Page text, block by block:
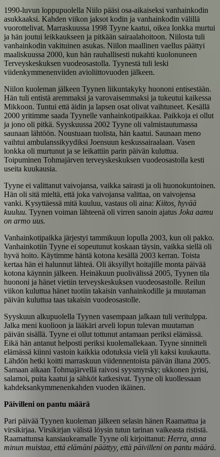
1990-luvun loppupuolella Niilo pääsi osa-aikaiseksi vanhainkodin
asukkaaksi. Kahden viikon jaksot kodin ja vanhainkodin välillä
vuorottelivat. Marraskuussa 1998 Tyyne kaatui, oikea lonkka murtui
ja hän joutui leikkaukseen ja pitkään sairaalahoitoon. Niilosta tuli
vanhainkodin vakituinen asukas. Niilon maallinen vaellus päättyi
maaliskuussa 2000, kun hän rauhallisesti nukahti kuolonuneen
Terveyskeskuksen vuodeosastolla. Tyynestä tuli leski
viidenkymmenenviiden avioliittovuoden jälkeen.
Niilon kuoleman jälkeen Tyynen liikuntakyky huononi entisestään.
Hän tuli entistä aremmaksi ja varovaisemmaksi ja tukeutui kaikessa
Mikkoon. Tuntui että äidin ja lapsen osat olivat vaihtuneet. Kesällä
2000 yritimme saada Tyynelle vanhainkotipaikkaa. Paikkoja ei ollut
ja jono oli pitkä. Syyskuussa 2002 Tyyne oli valmistautumassa
saunaan lähtöön. Noustuaan tuolista, hän kaatui. Saunaan meno
vaihtui ambulanssikyydiksi Joensuun keskussairaalaan. Vasen
lonkka oli murtunut ja se leikattiin parin päivän kuluttua.
Toipuminen Tohmajärven terveyskeskuksen vuodeosastolla kesti
useita kuukausia.
Tyyne ei valittanut vaivojansa, vaikka sairasti ja oli huonokuntoinen.
Hän oli sitä mieltä, että joka vaivojansa valittaa, on vaivojensa
vanki. Kysyttäessä mitä kuuluu, vastaus oli aina: Kiitos, hyvää
kuuluu. Tyynen voiman lähteenä oli virren sanoin ajatus Joka aamu
on armo uus.
Vanhainkotipaikka järjestyi tammikuun lopulla 2003, kun oli pakko.
Vanhainkotiin Tyyne ei sopeutunut koskaan täysin, vaikka siellä oli
hyvä hoito. Käytimme häntä kotona kesällä 2003 kerran. Toista
kertaa hän ei halunnut lähteä. Oli äksyillyt hoitajille monta päivää
kotona käynnin jälkeen. Heinäkuun puolivälissä 2005, Tyynen tila
huononi ja hänet vietiin terveyskeskuksen vuodeosastolle. Reilun
viikon kuluttua hänet tuotiin takaisin vanhainkodille ja muutaman
päivän kuluttua taas takaisin vuodeosastolle.
Syyskuun alkupuolella Tyynen vasempaan jalkaan tuli veritulppa.
Jalka meni kuolioon ja lääkäri arveli lopun tulevan muutaman
päivän sisällä. Tyyne ei ollut tottunut antamaan periksi elämässä.
Eikä hän antanut helposti periksi kuolemallekaan. Tyyne sinnitteli
elämässä kiinni vastoin kaikkia odotuksia vielä yli kaksi kuukautta.
Lähdön hetki koitti marraskuun viidennentoista päivän iltana 2005.
Samaan aikaan Tohmajärvellä raivosi syysmyrsky; ukkonen jyrisi,
salamoi, puita kaatui ja sähköt katkesivat. Tyyne oli kuollessaan
kahdeksankymmenenkahden vuoden ikäinen.
Päivilleni on pantu määrä
Pari päivää Tyynen kuoleman jälkeen selasin hänen Raamattua ja
virsikirjaa. Virsikirjan välistä löysin tutun tarinan vaikeasta rististä.
Raamattunsa kansiaukeamalle Tyyne oli kirjoittanut: Herra, anna
minun muistaa, että elämäni päättyy, että päivilleni on pantu määrä.